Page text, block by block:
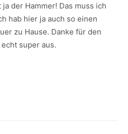
der Hammer! Das muss ich
hab hier ja auch so einen
zu Hause. Danke für den
super aus.